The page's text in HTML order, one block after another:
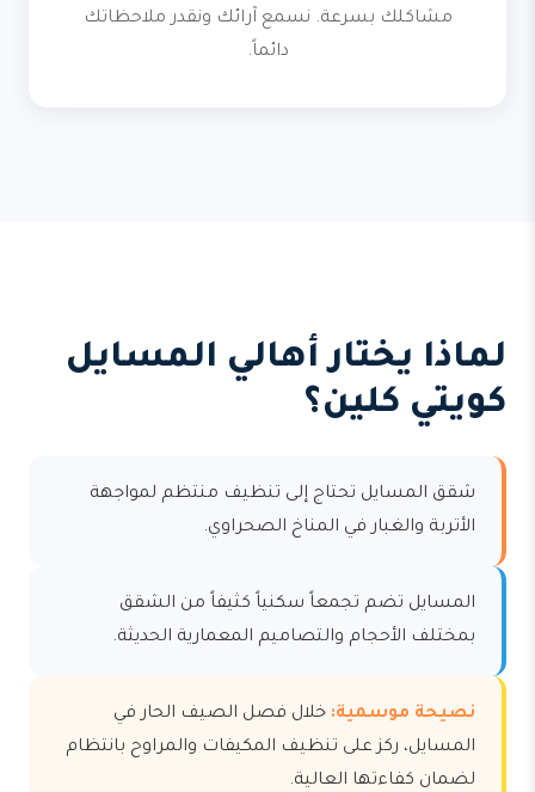
مشاكلك بسرعة. نسمع آرائك ونقدر ملاحظاتك
دائماً.
لماذا يختار أهالي المسايل
كويتي كلين؟
شقق المسايل تحتاج إلى تنظيف منتظم لمواجهة
الأتربة والغبار في المناخ الصحراوي.
المسايل تضم تجمعاً سكنياً كثيفاً من الشقق
بمختلف الأحجام والتصاميم المعمارية الحديثة.
نصيحة موسمية: خلال فصل الصيف الحار في
المسايل، ركز على تنظيف المكيفات والمراوح بانتظام
لضمان كفاءتها العالية.